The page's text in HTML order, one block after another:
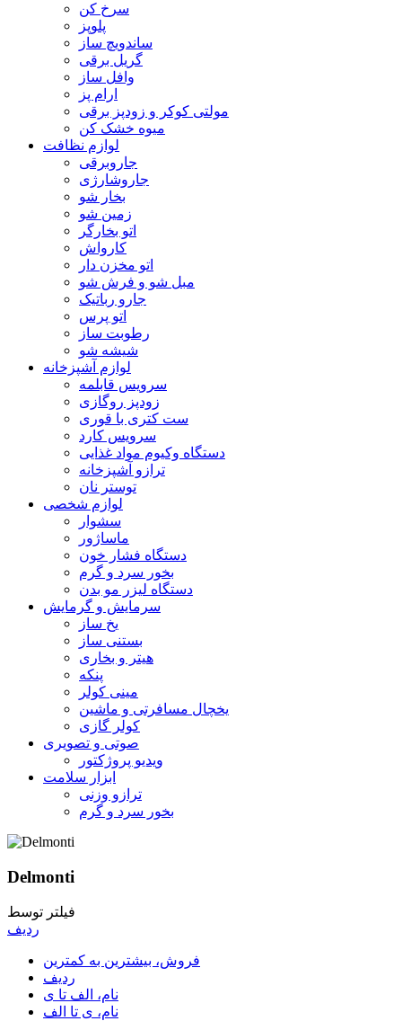
سرخ کن
پلوپز
ساندویچ ساز
گریل برقی
وافل ساز
ارام پز
مولتی کوکر و زودپز برقی
میوه خشک کن
لوازم نظافت
جاروبرقی
جاروشارژی
بخار شو
زمین شو
اتو بخارگر
کارواش
اتو مخزن دار
مبل شو و فرش شو
جارو رباتیک
اتو پرس
رطوبت ساز
شیشه شو
لوازم آشپزخانه
سرویس قابلمه
زودپز روگازی
ست کتری با قوری
سرویس کارد
دستگاه وکیوم مواد غذایی
ترازو آشپزخانه
توستر نان
لوازم شخصی
سشوار
ماساژور
دستگاه فشار خون
بخور سرد و گرم
دستگاه لیزر مو بدن
سرمایش و گرمایش
یخ ساز
بستنی ساز
هیتر و بخاری
پنکه
مینی کولر
یخچال مسافرتی و ماشین
کولر گازی
صوتی و تصویری
ویدیو پروژکتور
ابزار سلامت
ترازو وزنی
بخور سرد و گرم
Delmonti
فیلتر توسط
ردیف
فروش، بیشترین به کمترین
ردیف
نام، الف تا ی
نام، ی تا الف